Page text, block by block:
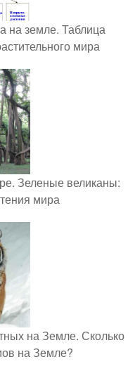
на земле. Таблица
мира
Зеленые великаны:
мира
на Земле. Сколько
на Земле?